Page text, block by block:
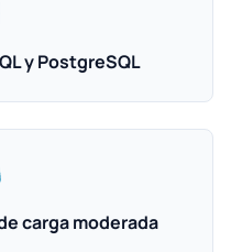
y PostgreSQL
carga moderada